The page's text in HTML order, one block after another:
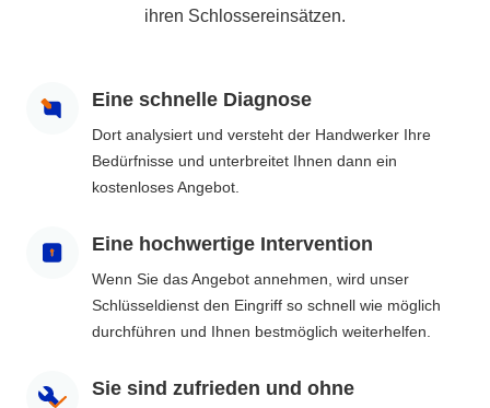
ihren Schlossereinsätzen.
Eine schnelle Diagnose
Dort analysiert und versteht der Handwerker Ihre
Bedürfnisse und unterbreitet Ihnen dann ein
kostenloses Angebot.
Eine hochwertige Intervention
Wenn Sie das Angebot annehmen, wird unser
Schlüsseldienst den Eingriff so schnell wie möglich
durchführen und Ihnen bestmöglich weiterhelfen.
Sie sind zufrieden und ohne